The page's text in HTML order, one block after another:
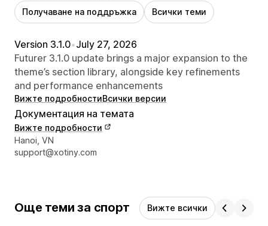
Получаване на поддръжка Всички теми
Version 3.1.0•July 27, 2026
Futurer 3.1.0 update brings a major expansion to the
theme’s section library, alongside key refinements
and performance enhancements
Вижте подробностиВсички версии
Документация на темата
Вижте подробности
Данни за връзка с дизайнера
Hanoi, VN
support@xotiny.com
Още теми за спорт Вижте всички